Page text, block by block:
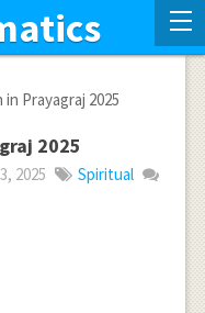
Prayagraj 2025
2025
2025
Spiritual